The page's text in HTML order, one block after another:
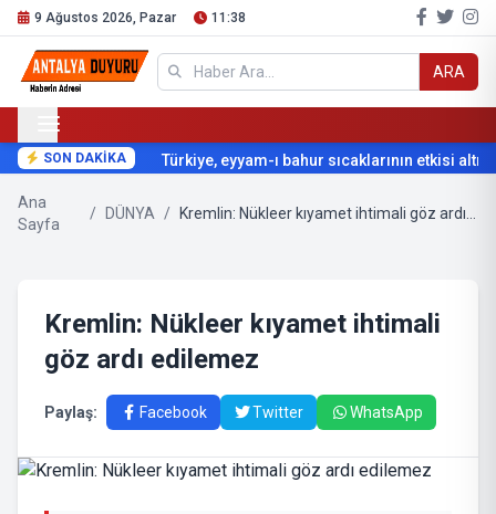
9 Ağustos 2026, Pazar 11:38
ARA
SON DAKİKA Türkiye, eyyam-ı bahur sıcaklarının etkisi
Ana
Sayfa
/ DÜNYA /
Kremlin: Nükleer kıyamet ihtimali
göz ardı edilemez
Paylaş: Facebook Twitter WhatsApp